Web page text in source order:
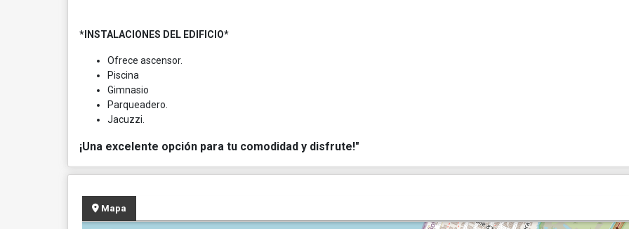
*INSTALACIONES DEL EDIFICIO*
Ofrece ascensor.
Piscina
Gimnasio
Parqueadero.
Jacuzzi.
¡Una excelente opción para tu comodidad y disfrute!"
Mapa